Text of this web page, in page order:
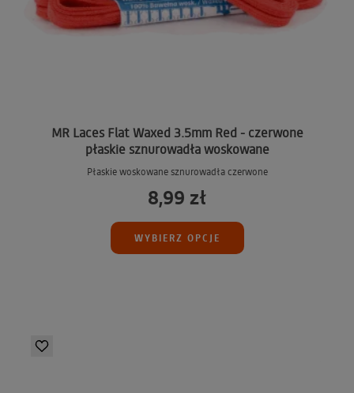
MR Laces Flat Waxed 3.5mm Red - czerwone
płaskie sznurowadła woskowane
Płaskie woskowane sznurowadła czerwone
8,99 zł
WYBIERZ OPCJE